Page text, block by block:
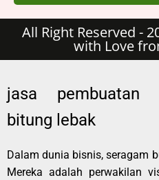
All Right Reserved -
with Love
jasa pembuatan
bitung lebak
Dalam dunia bisnis, seragam
Mereka adalah perwakilan